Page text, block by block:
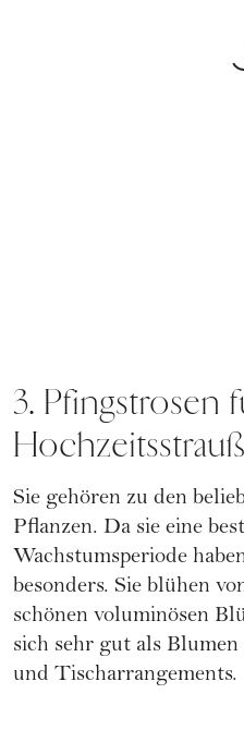
3. Pfingstrosen
Hochzeitsstrauß
Sie gehören zu den
Pflanzen. Da sie eine
Wachstumsperiode
besonders. Sie blühen
schönen voluminösen
sich sehr gut als
und Tischarrangements.